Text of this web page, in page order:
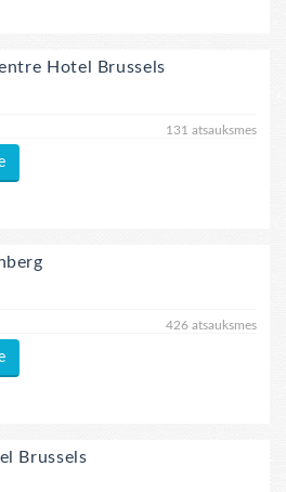
Hotel Brussels
131 atsauksmes
426 atsauksmes
Brussels